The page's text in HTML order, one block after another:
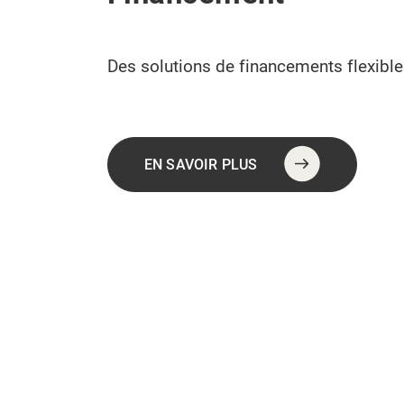
Des solutions de financements
EN SAVOIR PLUS